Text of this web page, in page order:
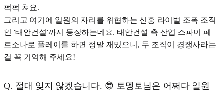
퍽퍽 쳐요.
그리고 여기에 일원의 자리를 위협하는 신흥 라이벌 조폭 조직
인 '태안건설'까지 등장하는데요. 태안건설 측 산업 스파이 페
르소나로 플레이를 하면 정말 재밌으니, 두 조직이 경쟁사라는
걸 꼭 기억해 주세요!
Q. 절대 잊지 않겠습니다. 😎 토멩토님은 어쩌다 일원